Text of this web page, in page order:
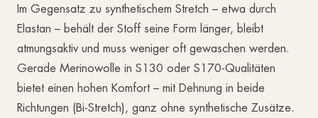
Im Gegensatz zu synthetischem Stretch – etwa durch
Elastan – behält der Stoff seine Form länger, bleibt
atmungsaktiv und muss weniger oft gewaschen werden.
Gerade Merinowolle in S130 oder S170-Qualitäten
bietet einen hohen Komfort – mit Dehnung in beide
Richtungen (Bi-Stretch), ganz ohne synthetische Zusätze.